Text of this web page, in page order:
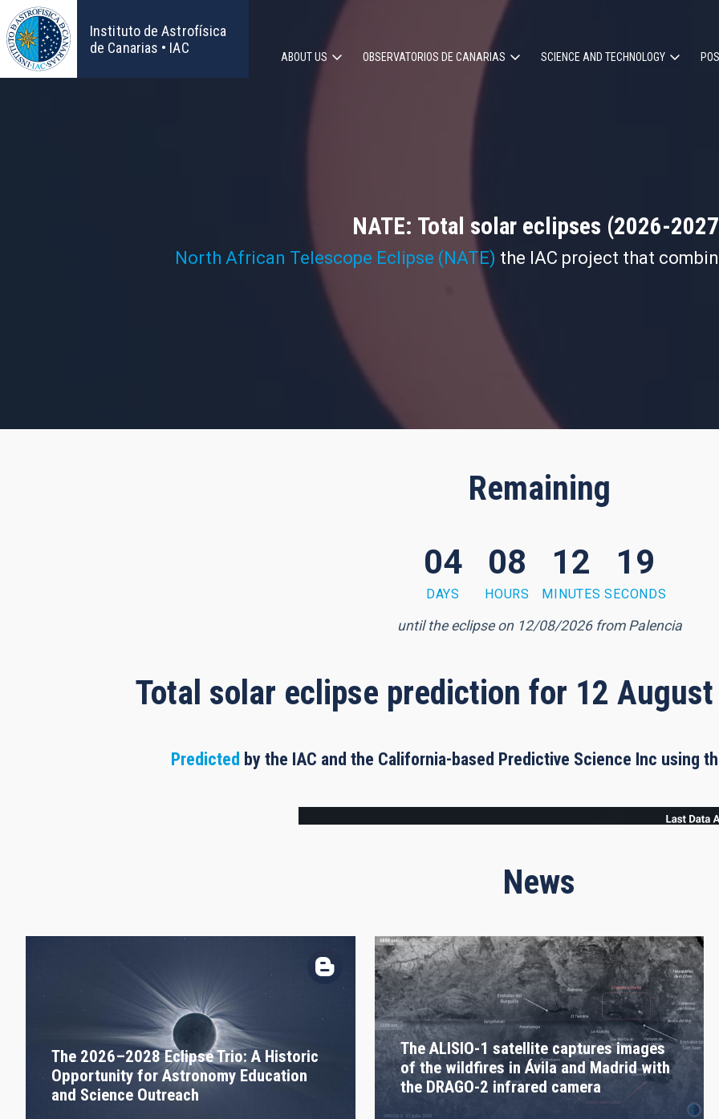
Skip
to
main
content
Instituto de Astrofísica
de Canarias • IAC
Main
ABOUT US OBSERVATORIOS DE CANARIAS SCIENCE AND TECHNOLOGY
NATE: Total solar eclipses (2026-
North African Telescope Eclipse (NATE) the IAC project that
Remaining
04
DAYS
08
HOURS
12
MINUTES
18
SECONDS
until the eclipse on 12/08/2026 from Palencia
Total solar eclipse prediction for 12
Predicted by the IAC and the California-based Predictive Science Inc using
News
The 2026–2028 Eclipse Trio: A Historic
Opportunity for Astronomy Education
and Science Outreach
The ALISIO-1 satellite captures images
of the wildfires in Ávila and Madrid with
the DRAGO-2 infrared camera